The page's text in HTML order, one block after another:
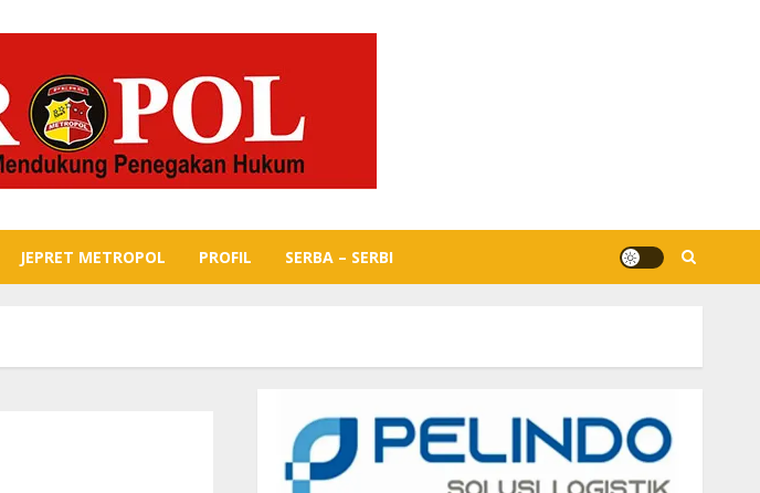
JEPRET METROPOL PROFIL SERBA – SERBI